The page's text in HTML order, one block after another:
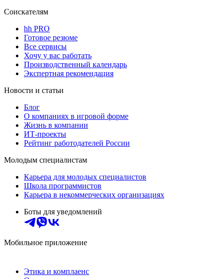
Соискателям
hh PRO
Готовое резюме
Все сервисы
Хочу у вас работать
Производственный календарь
Экспертная рекомендация
Новости и статьи
Блог
О компаниях в игровой форме
Жизнь в компании
ИТ-проекты
Рейтинг работодателей России
Молодым специалистам
Карьера для молодых специалистов
Школа программистов
Карьера в некоммерческих организациях
Боты для уведомлений
Мобильное приложение
Этика и комплаенс